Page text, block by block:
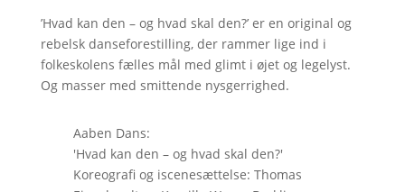
’Hvad kan den – og hvad skal den?’ er en original og
rebelsk danseforestilling, der rammer lige ind i
folkeskolens fælles mål med glimt i øjet og legelyst.
Og masser med smittende nysgerrighed.
Aaben Dans:
'Hvad kan den – og hvad skal den?'
Koreografi og iscenesættelse: Thomas